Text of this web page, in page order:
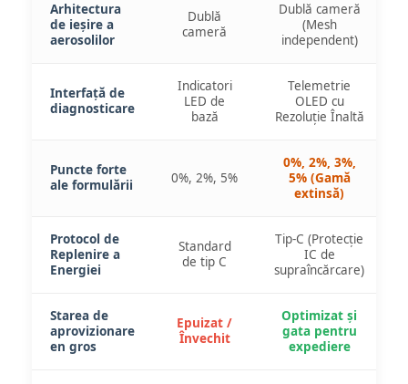
Arhitectura
de ieșire a
aerosolilor
Dublă
cameră
Dublă cameră
(Mesh
independent)
Interfață de
diagnosticare
Indicatori
LED de
bază
Telemetrie
OLED cu
Rezoluție Înaltă
Puncte forte
ale formulării
0%, 2%, 5%
0%, 2%, 3%,
5% (Gamă
extinsă)
Protocol de
Replenire a
Energiei
Standard
de tip C
Tip-C (Protecție
IC de
supraîncărcare)
Starea de
aprovizionare
en gros
Epuizat /
Învechit
Optimizat și
gata pentru
expediere